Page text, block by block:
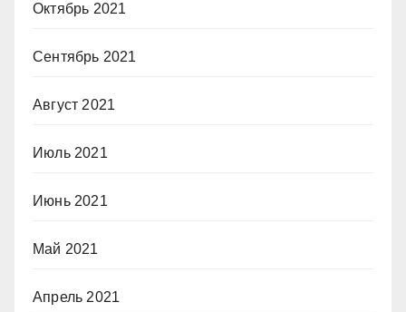
Октябрь 2021
Сентябрь 2021
Август 2021
Июль 2021
Июнь 2021
Май 2021
Апрель 2021